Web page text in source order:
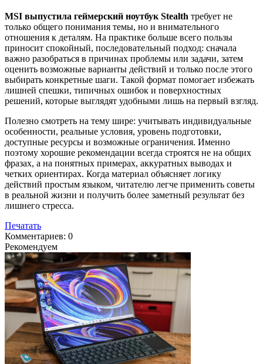
MSI выпустила геймерский ноутбук Stealth требует не
только общего понимания темы, но и внимательного
отношения к деталям. На практике больше всего пользы
приносит спокойный, последовательный подход: сначала
важно разобраться в причинах проблемы или задачи, затем
оценить возможные варианты действий и только после этого
выбирать конкретные шаги. Такой формат помогает избежать
лишней спешки, типичных ошибок и поверхностных
решений, которые выглядят удобными лишь на первый взгляд.
Полезно смотреть на тему шире: учитывать индивидуальные
особенности, реальные условия, уровень подготовки,
доступные ресурсы и возможные ограничения. Именно
поэтому хорошие рекомендации всегда строятся не на общих
фразах, а на понятных примерах, аккуратных выводах и
четких ориентирах. Когда материал объясняет логику
действий простым языком, читателю легче применить советы
в реальной жизни и получить более заметный результат без
лишнего стресса.
Печатать
Комментариев: 0
Рекомендуем